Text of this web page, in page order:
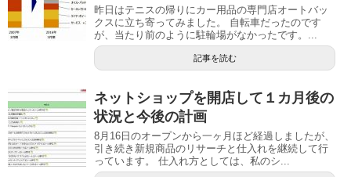
昨日はテニスの帰りにカー用品の専門店オートバッ
クスに立ち寄ってみました。 自転車だったのです
が、当たり前のように駐輪場がなかったです。...
記事を読む
ネットショップを開店して１カ月後の
状況と今後の計画
8月16日のオープンから一ヶ月ほど経過しましたが、
引き続き新規商品のリサーチと仕入れを継続して行
っています。 仕入れ方としては、私のシ...